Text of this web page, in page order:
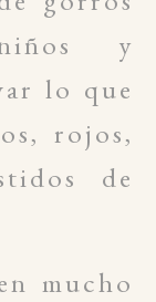
niños y
lo que
rojos,
de
mucho